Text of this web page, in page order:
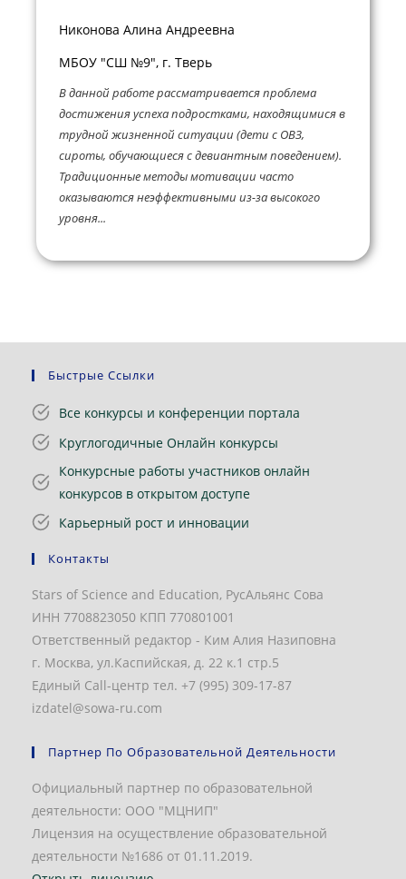
Никонова Алина Андреевна
МБОУ "СШ №9", г. Тверь
В данной работе рассматривается проблема
достижения успеха подростками, находящимися в
трудной жизненной ситуации (дети с ОВЗ,
сироты, обучающиеся с девиантным поведением).
Традиционные методы мотивации часто
оказываются неэффективными из-за высокого
уровня...
Быстрые Ссылки
Все конкурсы и конференции портала
Круглогодичные Онлайн конкурсы
Конкурсные работы участников онлайн
конкурсов в открытом доступе
Карьерный рост и инновации
Контакты
Stars of Science and Education, РусАльянс Сова
ИНН 7708823050 КПП 770801001
Ответственный редактор - Ким Алия Назиповна
г. Москва, ул.Каспийская, д. 22 к.1 стр.5
Единый Call-центр тел. +7 (995) 309-17-87
izdatel@sowa-ru.com
Партнер По Образовательной Деятельности
Официальный партнер по образовательной
деятельности: ООО "МЦНИП"
Лицензия на осуществление образовательной
деятельности №1686 от 01.11.2019.